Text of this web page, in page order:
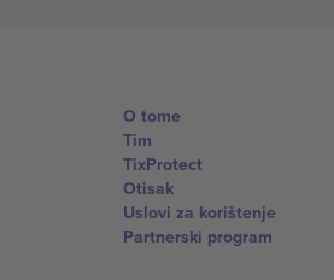
O tome
Tim
TixProtect
Otisak
Uslovi za korištenje
Partnerski program